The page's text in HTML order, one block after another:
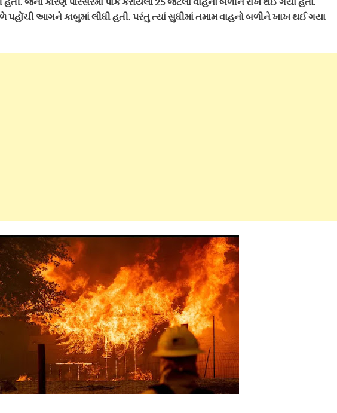
પહોંચી આગને કાબુમાં લીધી હતી. પરંતુ ત્યાં સુધીમાં તમામ વાહનો બળીને ખાખ થઈ ગયા